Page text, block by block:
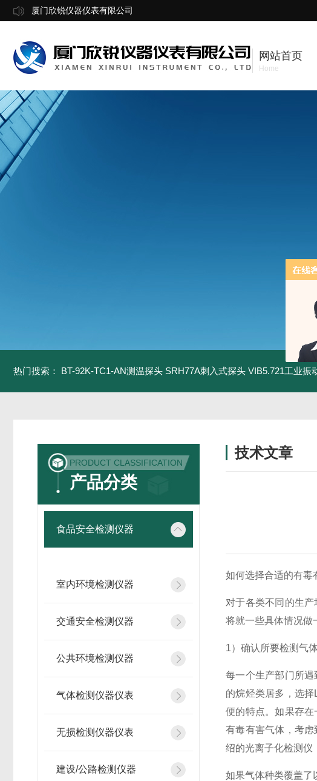
厦门欣锐仪器仪表有限公司
网站首页
Home
热门搜索： BT-92K-TC1-AN测温探头 SRH77A刺入式探头 VIB5.721工业振
PRODUCT CLASSIFICATION
产品分类
食品安全检测仪器
室内环境检测仪器
交通安全检测仪器
公共环境检测仪器
气体检测仪器仪表
无损检测仪器仪表
建设/公路检测仪器
技术文章
如何选择合适的有毒
对于各类不同的生
将就一些具体情况做
1）确认所要检测气
每一个生产部门所
的烷烃类居多，选
便的特点。如果存
有毒有害气体，考
绍的光离子化检测仪
如果气体种类覆盖了